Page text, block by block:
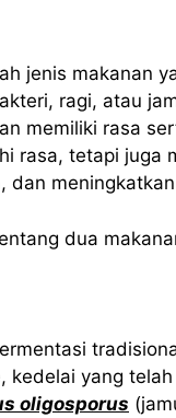
jenis makanan
ragi, atau
memiliki rasa
rasa, tetapi juga
dan
dua
kedelai yang
oligosporus